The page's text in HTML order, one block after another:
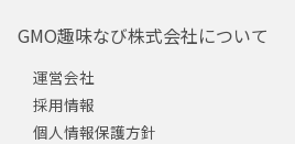
GMO趣味なび株式会社について
運営会社
採用情報
個人情報保護方針